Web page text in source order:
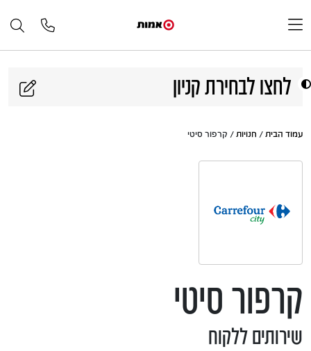
לחצו לבחירת קניון
עמוד הבית / חנויות / קרפור סיטי
קרפור סיטי
שירותים ללקוח